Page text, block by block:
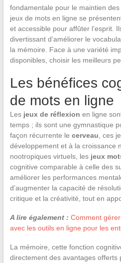
fondamentale pour le maintien
jeux de mots en ligne se
et accessible pour affûter l’esprit.
divertissant d’améliorer le
la mémoire. Face à une variété
disponibles, choisir les meilleurs
Les bénéfices
de mots en ligne
Les jeux de réflexion en ligne
temps ; ils sont une gymnastique
façon récurrente le cerveau , ces
développement et à la croissance
nootropiques virtuels, les jeux
cognitive comparable à celle des
améliorer les performances
d’augmenter la capacité de
critique et la créativité, tout en
A lire également : Comment
avec les outils en ligne pour les
La mémoire, cette fonction
directement des avantages offerts